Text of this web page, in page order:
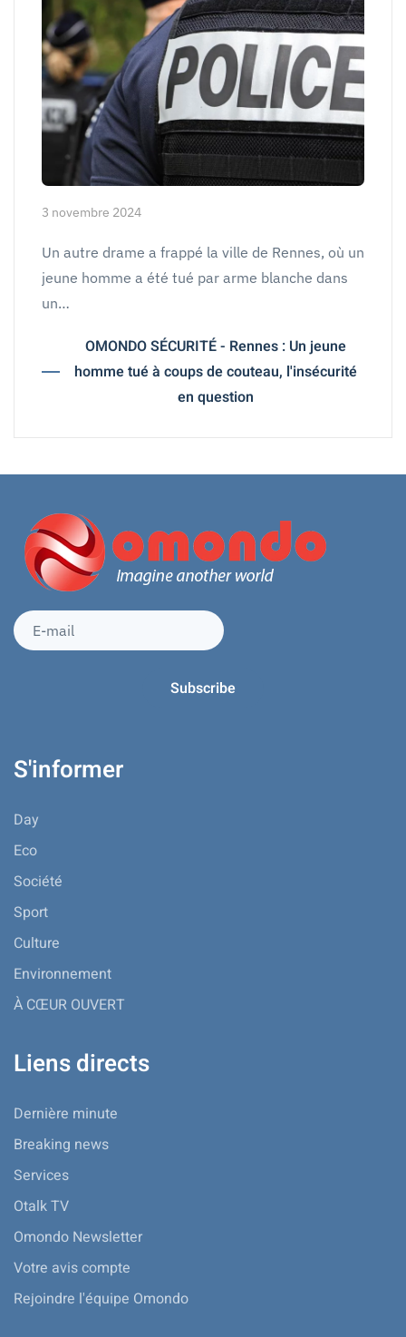
3 novembre 2024
Un autre drame a frappé la ville de Rennes, où un
jeune homme a été tué par arme blanche dans
un…
OMONDO SÉCURITÉ - Rennes : Un jeune
homme tué à coups de couteau, l'insécurité
en question
S'informer
Day
Eco
Société
Sport
Culture
Environnement
À CŒUR OUVERT
Liens directs
Dernière minute
Breaking news
Services
Otalk TV
Omondo Newsletter
Votre avis compte
Rejoindre l'équipe Omondo